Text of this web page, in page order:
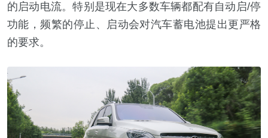
的启动电流。特别是现在大多数车辆都配有自动启/停
功能，频繁的停止、启动会对汽车蓄电池提出更严格
的要求。